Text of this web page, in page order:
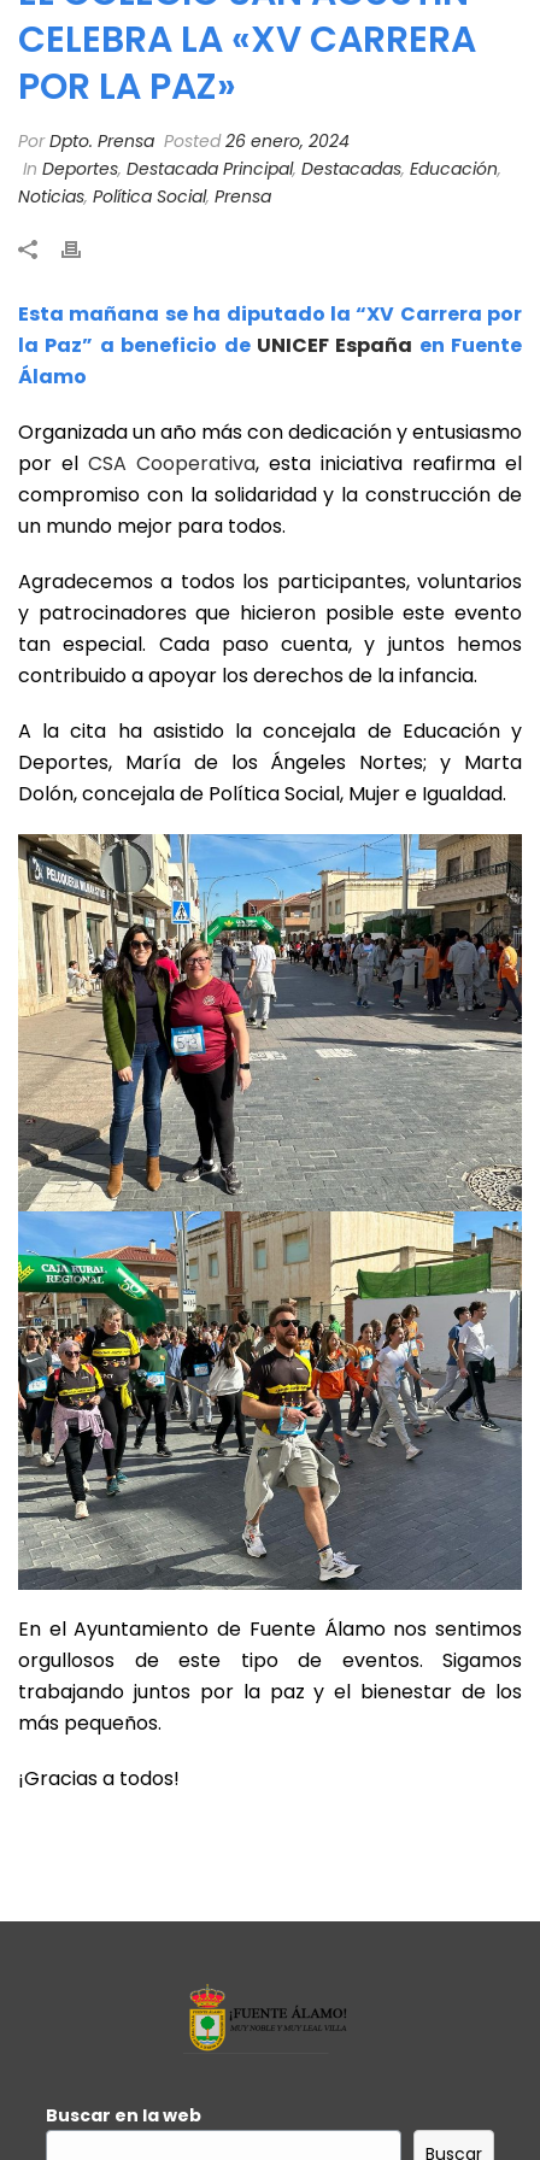
CELEBRA LA «XV CARRERA
POR LA PAZ»
PorDpto. Prensa Posted26 enero, 2024
In Deportes, Destacada Principal, Destacadas, Educación,
Noticias, Política Social, Prensa
Esta mañana se ha diputado la “XV Carrera por
la Paz” a beneficio de UNICEF España en Fuente
Álamo
Organizada un año más con dedicación y entusiasmo
por el CSA Cooperativa, esta iniciativa reafirma el
compromiso con la solidaridad y la construcción de
un mundo mejor para todos.
Agradecemos a todos los participantes, voluntarios
y patrocinadores que hicieron posible este evento
tan especial. Cada paso cuenta, y juntos hemos
contribuido a apoyar los derechos de lainfancia.
A la cita ha asistido la concejala de Educación y
Deportes, María de los Ángeles Nortes; y Marta
Dolón, concejala de Política Social, Mujer e Igualdad.
En el Ayuntamiento de Fuente Álamo nos sentimos
orgullosos de este tipo de eventos. Sigamos
trabajando juntos por la paz y el bienestar de los
más pequeños.
¡Gracias a todos!
Buscar en la web
Buscar